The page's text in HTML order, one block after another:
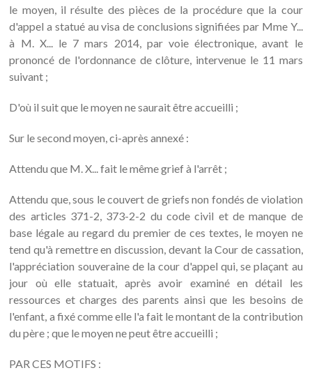
le moyen, il résulte des pièces de la procédure que la cour
d'appel a statué au visa de conclusions signifiées par Mme Y...
à M. X... le 7 mars 2014, par voie électronique, avant le
prononcé de l'ordonnance de clôture, intervenue le 11 mars
suivant ;
D'où il suit que le moyen ne saurait être accueilli ;
Sur le second moyen, ci-après annexé :
Attendu que M. X... fait le même grief à l'arrêt ;
Attendu que, sous le couvert de griefs non fondés de violation
des articles 371-2, 373-2-2 du code civil et de manque de
base légale au regard du premier de ces textes, le moyen ne
tend qu'à remettre en discussion, devant la Cour de cassation,
l'appréciation souveraine de la cour d'appel qui, se plaçant au
jour où elle statuait, après avoir examiné en détail les
ressources et charges des parents ainsi que les besoins de
l'enfant, a fixé comme elle l'a fait le montant de la contribution
du père ; que le moyen ne peut être accueilli ;
PAR CES MOTIFS :